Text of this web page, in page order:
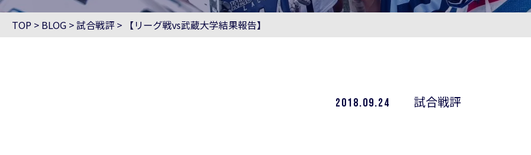
TOP > BLOG >試合戦評 > 【リーグ戦vs武蔵大学結果報告】
2018.09.24 試合戦評